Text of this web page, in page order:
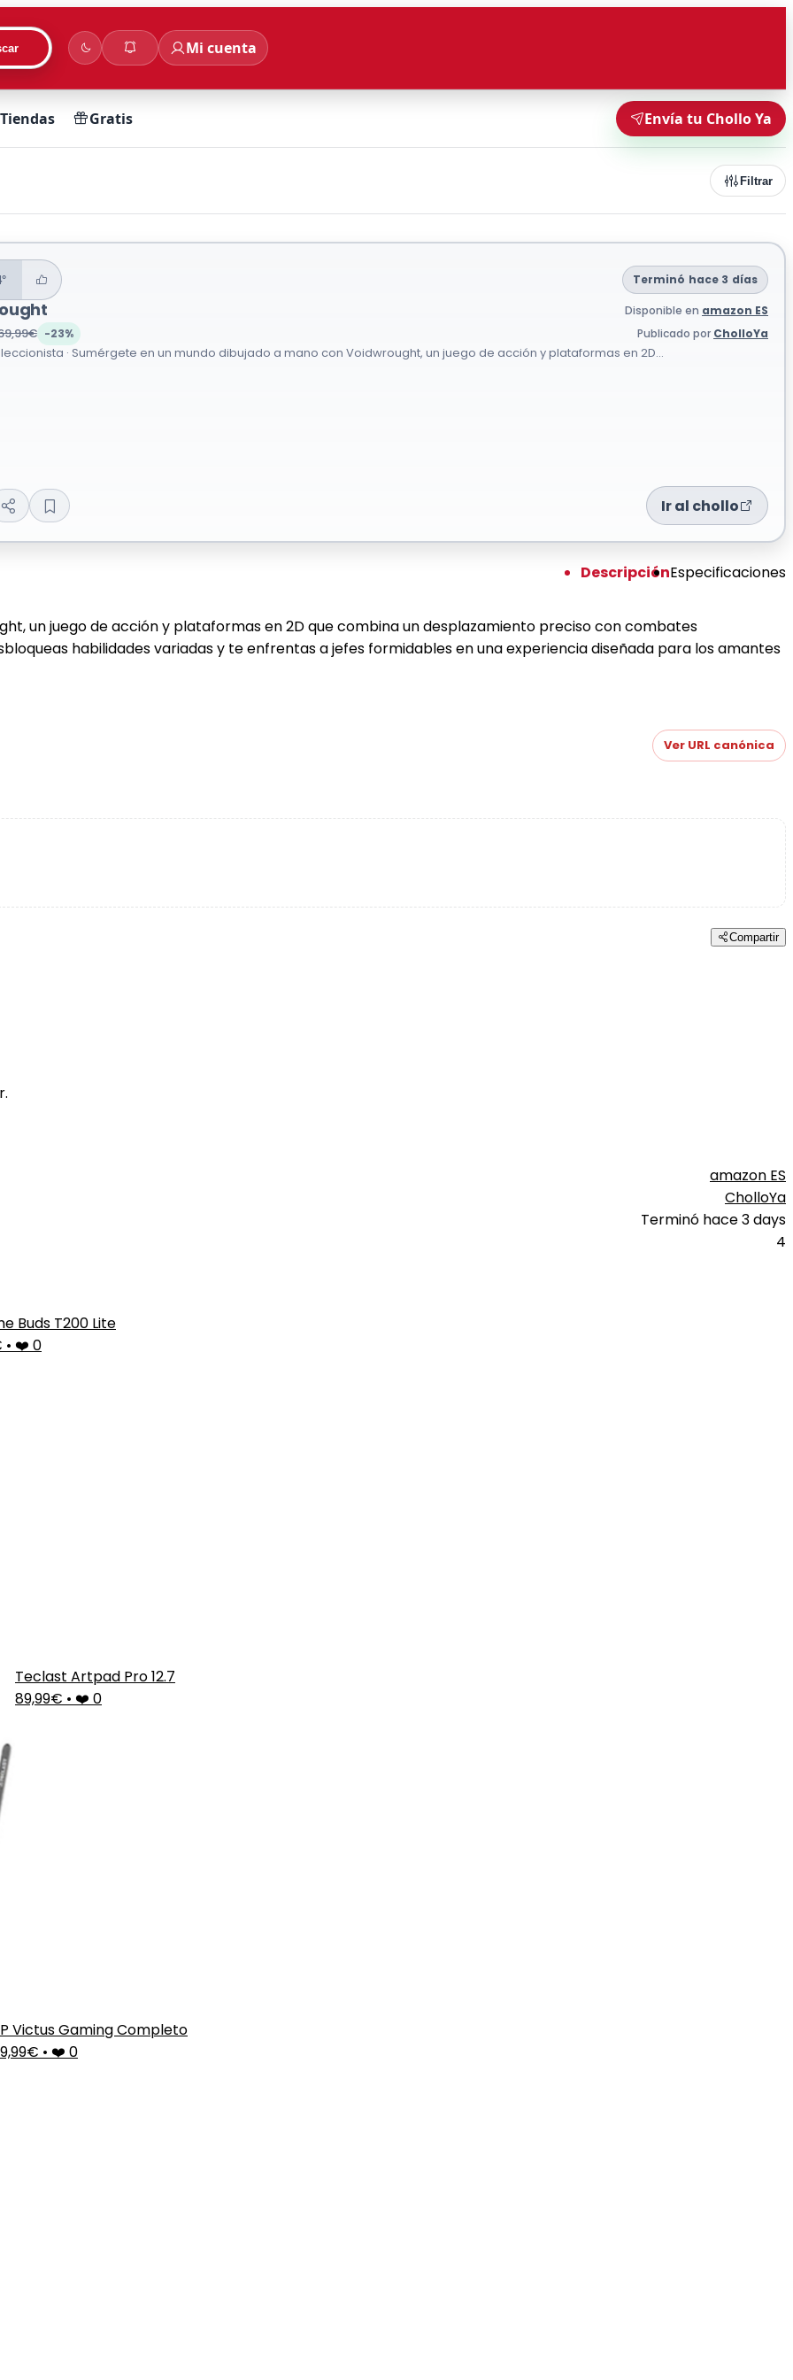
Mi cuenta
Tiendas Gratis Envía tu Chollo Ya
Filtrar
Terminó hace 3 días
Disponible en amazon ES
-23% Publicado por CholloYa
· Sumérgete en un mundo dibujado a mano con Voidwrought, un juego de acción y plataformas en 2D...
Ir al chollo
DescripciónEspecificaciones
un juego de acción y plataformas en 2D que combina un desplazamiento preciso con combates
habilidades variadas y te enfrentas a jefes formidables en una experiencia diseñada para los amantes
Ver URL canónica
Compartir
amazon ES
CholloYa
Terminó hace 3 days
4
Buds T200 Lite
• ❤️ 0
Teclast Artpad Pro 12.7
89,99€ • ❤️ 0
Victus Gaming Completo
• ❤️ 0